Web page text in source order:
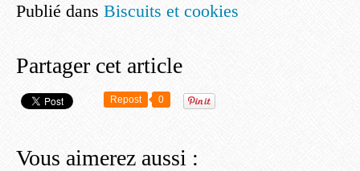
Publié dans Biscuits et cookies
Partager cet article
Repost 0
Vous aimerez aussi :